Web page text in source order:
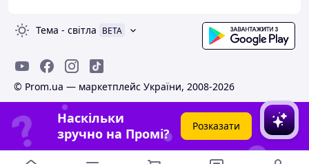
Тема - світла BETA
© Prom.ua — маркетплейс України, 2008-2026
Наскільки
зручно на Промі?
Розказати